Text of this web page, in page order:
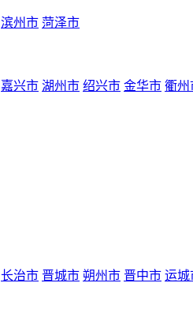
滨州市 菏泽市
嘉兴市 湖州市 绍兴市 金华市 衢州
长治市 晋城市 朔州市 晋中市 运城